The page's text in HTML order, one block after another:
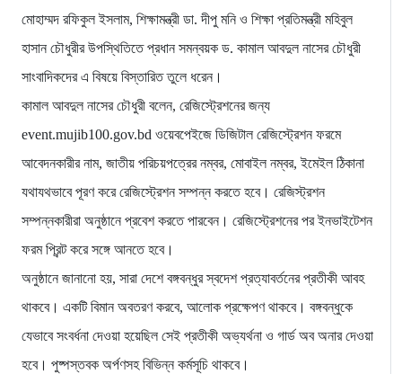
মোহাম্মদ রফিকুল ইসলাম, শিক্ষামন্ত্রী ডা. দীপু মনি ও শিক্ষা প্রতিমন্ত্রী মহিবুল
হাসান চৌধুরীর উপস্থিতিতে প্রধান সমন্বয়ক ড. কামাল আবদুল নাসের চৌধুরী
সাংবাদিকদের এ বিষয়ে বিস্তারিত তুলে ধরেন।
কামাল আবদুল নাসের চৌধুরী বলেন, রেজিস্ট্রেশনের জন্য
event.mujib100.gov.bd ওয়েবপেইজে ডিজিটাল রেজিস্ট্রেশন ফরমে
আবেদনকারীর নাম, জাতীয় পরিচয়পত্রের নম্বর, মোবাইল নম্বর, ইমেইল ঠিকানা
যথাযথভাবে পূরণ করে রেজিস্ট্রেশন সম্পন্ন করতে হবে। রেজিস্ট্রশন
সম্পন্নকারীরা অনুষ্ঠানে প্রবেশ করতে পারবেন। রেজিস্ট্রেশনের পর ইনভাইটেশন
ফরম প্রিন্ট করে সঙ্গে আনতে হবে।
অনুষ্ঠানে জানানো হয়, সারা দেশে বঙ্গবন্ধুর স্বদেশ প্রত্যাবর্তনের প্রতীকী আবহ
থাকবে। একটি বিমান অবতরণ করবে, আলোক প্রক্ষেপণ থাকবে। বঙ্গবন্ধুকে
যেভাবে সংবর্ধনা দেওয়া হয়েছিল সেই প্রতীকী অভ্যর্থনা ও গার্ড অব অনার দেওয়া
হবে। পুষ্পস্তবক অর্পণসহ বিভিন্ন কর্মসূচি থাকবে।